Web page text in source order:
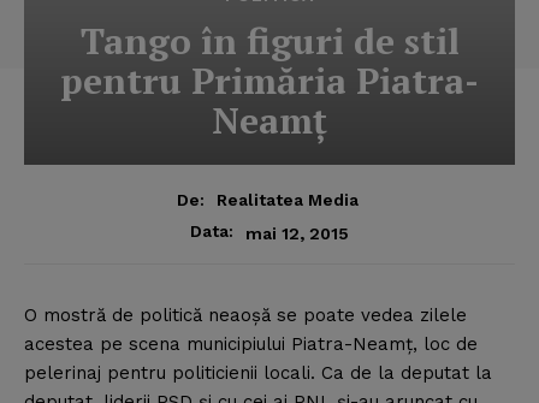
Tango în figuri de stil
pentru Primăria Piatra-
Neamţ
De:
Realitatea Media
Data:
mai 12, 2015
O mostră de politică neaoşă se poate vedea zilele
acestea pe scena municipiului Piatra-Neamţ, loc de
pelerinaj pentru politicienii locali. Ca de la deputat la